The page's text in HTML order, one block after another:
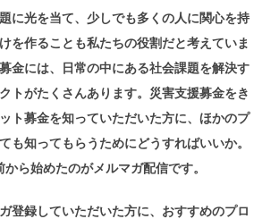
に光を当て、少しでも多くの人に関心を持
を作ることも私たちの役割だと考えていま
金には、日常の中にある社会課題を解決す
トがたくさんあります。災害支援募金をき
ト募金を知っていただいた方に、ほかのプ
も知ってもらうためにどうすればいいか。
ら始めたのがメルマガ配信です。
登録していただいた方に、おすすめのプロ